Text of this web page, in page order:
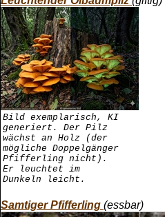
Bild exemplarisch, KI
generiert. Der Pilz
wächst an Holz (der
mögliche Doppelgänger
Pfifferling nicht).
Er leuchtet im
Dunkeln leicht.
Samtiger Pfifferling (essbar)